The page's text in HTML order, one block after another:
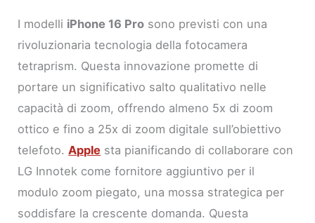
I modelli iPhone 16 Pro sono previsti con una
rivoluzionaria tecnologia della fotocamera
tetraprism. Questa innovazione promette di
portare un significativo salto qualitativo nelle
capacità di zoom, offrendo almeno 5x di zoom
ottico e fino a 25x di zoom digitale sull’obiettivo
telefoto.Apple sta pianificando di collaborare con
LG Innotek come fornitore aggiuntivo per il
modulo zoom piegato, una mossa strategica per
soddisfare la crescente domanda. Questa